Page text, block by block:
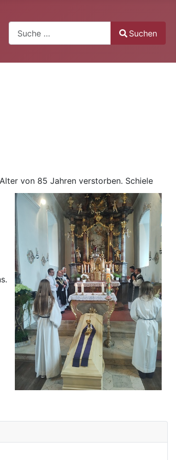
Suchen
von 85 Jahren verstorben. Schiele